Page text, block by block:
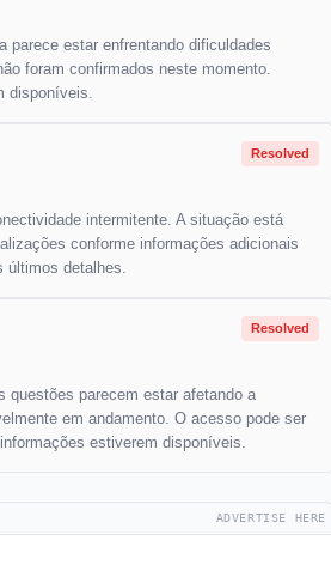
parece estar enfrentando dificuldades
foram confirmados neste momento.
disponíveis.
Resolved
intermitente. A situação está
conforme informações adicionais
detalhes.
Resolved
questões parecem estar afetando a
em andamento. O acesso pode ser
estiverem disponíveis.
ADVERTISE HERE